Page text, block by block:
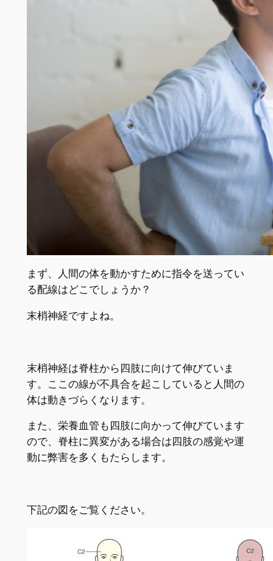
まず、人間の体を動かすために指令を送ってい
る配線はどこでしょうか？
末梢神経ですよね。
末梢神経は脊柱から四肢に向けて伸びていま
す。ここの線が不具合を起こしていると人間の
体は動きづらくなります。
また、栄養血管も四肢に向かって伸びています
ので、脊柱に異変がある場合は四肢の感覚や運
動に弊害を多くもたらします。
下記の図をご覧ください。